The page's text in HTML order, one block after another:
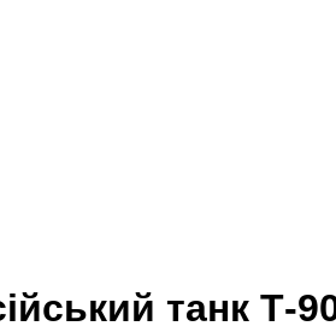
танк Т-